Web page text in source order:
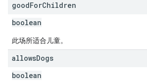
goodForChildren
boolean
此场所适合儿童。
allowsDogs
boolean